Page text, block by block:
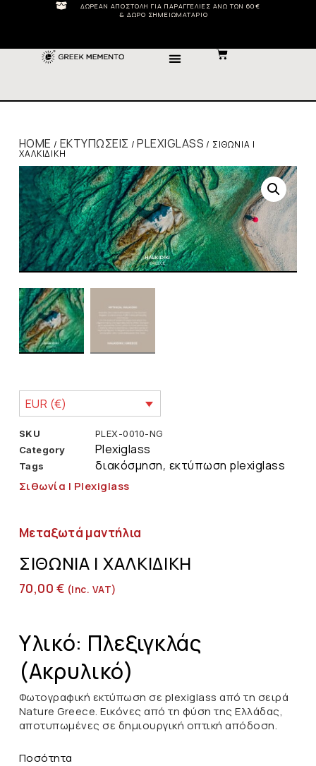
ΔΩΡΕΆΝ ΑΠΟΣΤΟΛΉ ΓΙΑ ΠΑΡΑΓΓΕΛΊΕΣ ΆΝΩ ΤΩΝ 60€
& ΔΏΡΟ ΣΗΜΕΙΩΜΑΤΆΡΙΟ
HOME / ΕΚΤΥΠΏΣΕΙΣ / PLEXIGLASS / ΣΙΘΩΝΊΑ |
ΧΑΛΚΙΔΙΚΉ
EUR (€)
SKU
PLEX-0010-NG
Category
Plexiglass
Tags διακόσμηση, εκτύπωση plexiglass
Σιθωνία | Plexiglass
Μεταξωτά μαντήλια
ΣΙΘΩΝΊΑ | ΧΑΛΚΙΔΙΚΉ
70,00 € (inc. VAT)
Υλικό: Πλεξιγκλάς
(Ακρυλικό)
Φωτογραφική εκτύπωση σε plexiglass από τη σειρά
Nature Greece. Εικόνες από τη φύση της Ελλάδας,
αποτυπωμένες σε δημιουργική οπτική απόδοση.
Ποσότητα